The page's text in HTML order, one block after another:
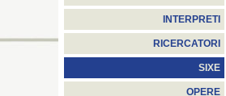
INTERPRETI
RICERCATORI
SIXE
OPERE